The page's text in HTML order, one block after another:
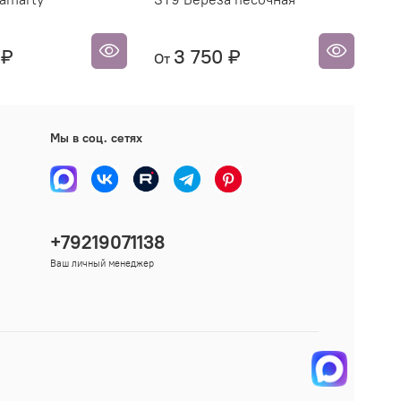
От 3 750 ₽
Мы в соц. сетях
+79219071138
Ваш личный менеджер